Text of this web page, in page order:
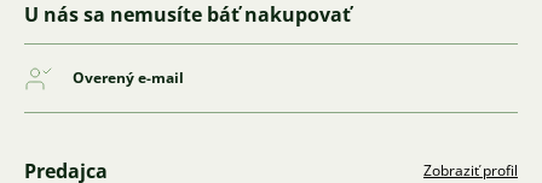
U nás sa nemusíte báť nakupovať
Overený e-mail
Predajca Zobraziť profil